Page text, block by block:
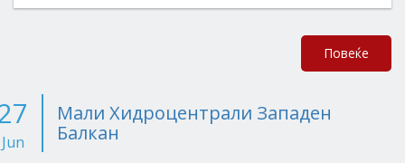
Повеќе
Jun
Мали Хидроцентрали Западен
Балкан